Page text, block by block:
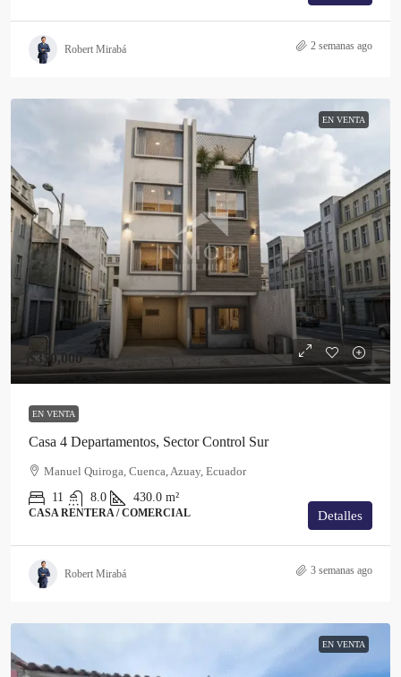
Robert Mirabá 2 semanas ago
EN VENTA
$350,000
EN VENTA
Casa 4 Departamentos, Sector Control Sur
Manuel Quiroga, Cuenca, Azuay, Ecuador
11
8.0 430.0 m²
CASA RENTERA / COMERCIAL Detalles
Robert Mirabá 3 semanas ago
EN VENTA